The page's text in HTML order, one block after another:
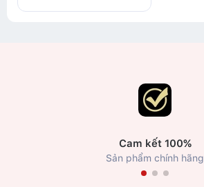
Cam kết 100%
Sản phẩm chính hãng